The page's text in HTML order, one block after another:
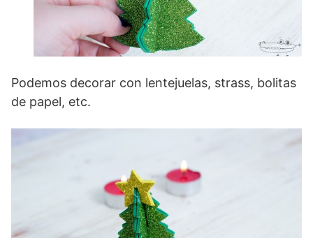
Podemos decorar con lentejuelas, strass, bolitas
de papel, etc.